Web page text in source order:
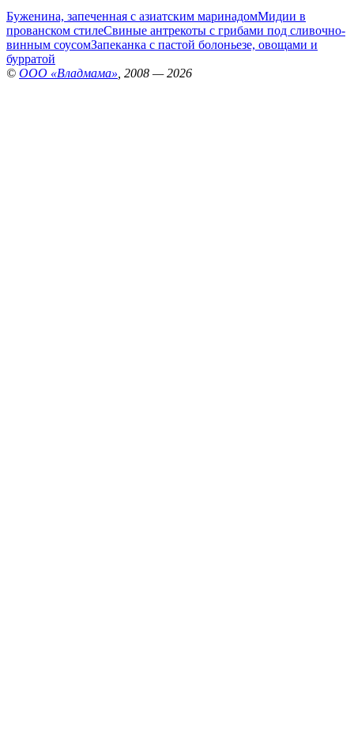
Буженина, запеченная с азиатским маринадомМидии в
прованском стилеСвиные антрекоты с грибами под сливочно-
винным соусомЗапеканка с пастой болоньезе, овощами и
бурратой
© ООО «Владмама» , 2008 — 2026